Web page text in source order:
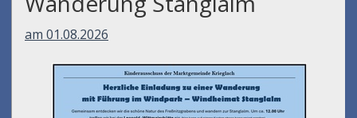
am 01.08.2026